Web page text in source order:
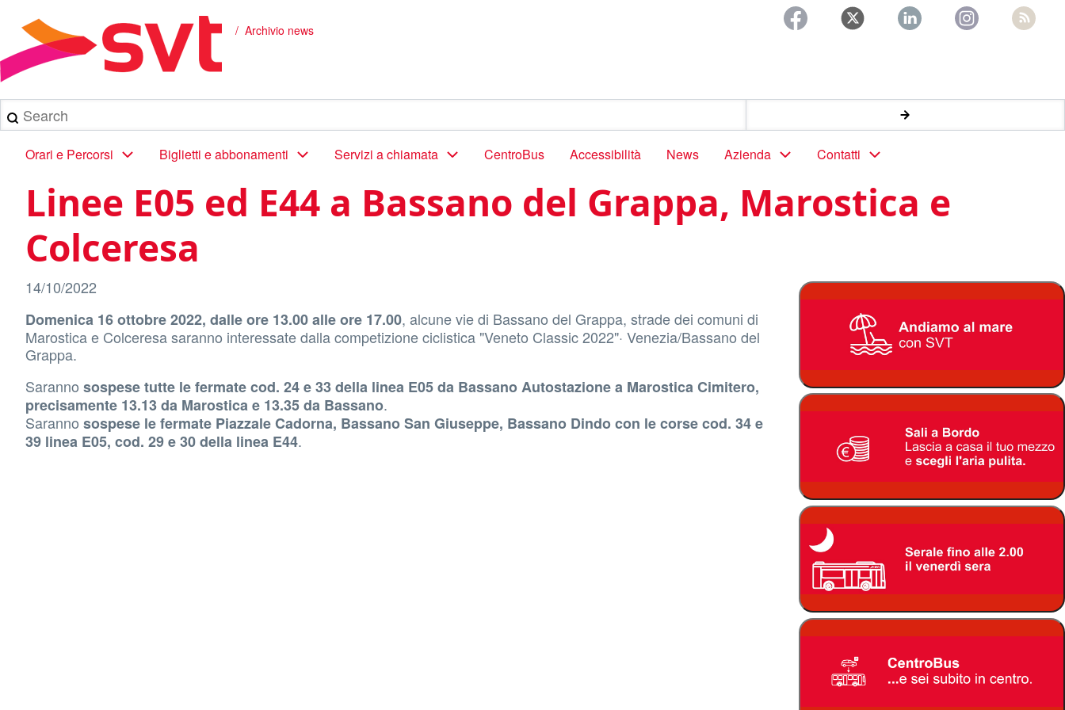
contenuto
principale
Briciole
di
pane
Archivio news
Search
Main
navigation
Orari e Percorsi Biglietti e abbonamenti Servizi a chiamata CentroBus Accessibilità News Azienda Contatti
Linee E05 ed E44 a Bassano del Grappa, Marostica e
Colceresa
14/10/2022
Domenica 16 ottobre 2022, dalle ore 13.00 alle ore 17.00, alcune vie di Bassano del Grappa, strade dei comuni di
Marostica e Colceresa saranno interessate dalla competizione ciclistica "Veneto Classic 2022"· Venezia/Bassano del
Grappa.
Saranno sospese tutte le fermate cod. 24 e 33 della linea E05 da Bassano Autostazione a Marostica Cimitero,
precisamente 13.13 da Marostica e 13.35 da Bassano.
Saranno sospese le fermate Piazzale Cadorna, Bassano San Giuseppe, Bassano Dindo con le corse cod. 34 e
39 linea E05, cod. 29 e 30 della linea E44.